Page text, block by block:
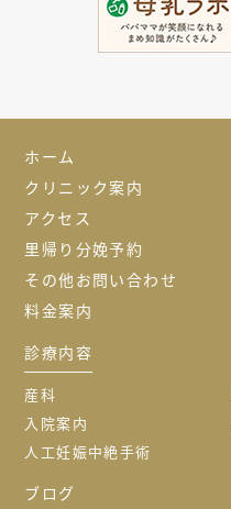
ホーム
クリニック案内
アクセス
里帰り分娩予約
その他お問い合わせ
料金案内
診療内容
産科
入院案内
人工妊娠中絶手術
ブログ